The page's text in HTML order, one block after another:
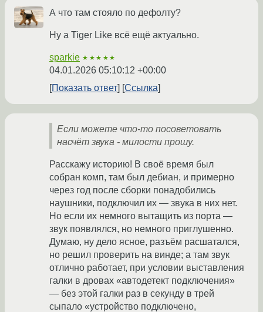
А что там стояло по дефолту?
Ну а Tiger Like всё ещё актуально.
sparkie ★★★★★
04.01.2026 05:10:12 +00:00
Показать ответ
Ссылка
Если можете что-то посоветовать
насчёт звука - милости прошу.
Расскажу историю! В своё время был
собран комп, там был дебиан, и примерно
через год после сборки понадобились
наушники, подключил их — звука в них нет.
Но если их немного вытащить из порта —
звук появлялся, но немного приглушенно.
Думаю, ну дело ясное, разъём расшатался,
но решил проверить на винде; а там звук
отлично работает, при условии выставления
галки в дровах «автодетект подключения»
— без этой галки раз в секунду в трей
сыпало «устройство подключено,